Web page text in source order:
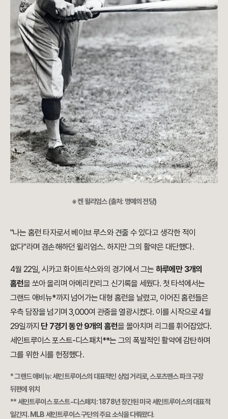
※ 켄 윌리엄스 (출처: 명예의 전당)
"나는 홈런 타자로서 베이브 루스와 견줄 수 있다고 생각한 적이
없다"라며 겸손해하던 윌리엄스. 하지만 그의 활약은 대단했다.
4월 22일, 시카고 화이트삭스와의 경기에서 그는 하루에만 3개의
홈런을 쏘아 올리며 아메리칸리그 신기록을 세웠다. 첫 타석에서는
그랜드 애비뉴*까지 넘어가는 대형 홈런을 날렸고, 이어진 홈런들은
우측 담장을 넘기며 3,000여 관중을 열광시켰다. 이를 시작으로 4월
29일까지 단 7경기 동안 9개의 홈런을 몰아치며 리그를 휘어잡았다.
세인트루이스 포스트-디스패치**는 그의 폭발적인 활약에 감탄하며
그를 위한 시를 헌정했다.
* 그랜드 애비뉴: 세인트루이스의 대표적인 상업 거리로, 스포츠맨스 파크 구장
뒤편에 위치
** 세인트루이스 포스트-디스패치: 1878년 창간된 미국 세인트루이스의 대표적
일간지. MLB 세인트루이스 구단의 주요 소식을 다뤄왔다.